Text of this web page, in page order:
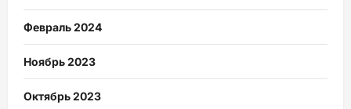
Февраль 2024
Ноябрь 2023
Октябрь 2023